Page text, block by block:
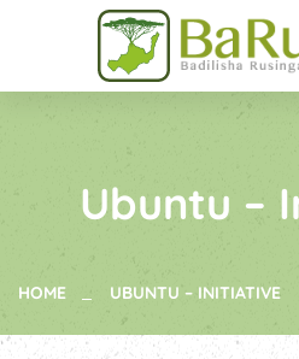
Ubuntu –
HOME UBUNTU – INITIATIVE